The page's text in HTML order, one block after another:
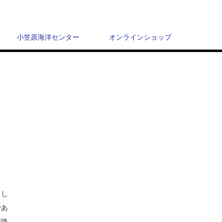
小笠原海洋センター オンラインショップ